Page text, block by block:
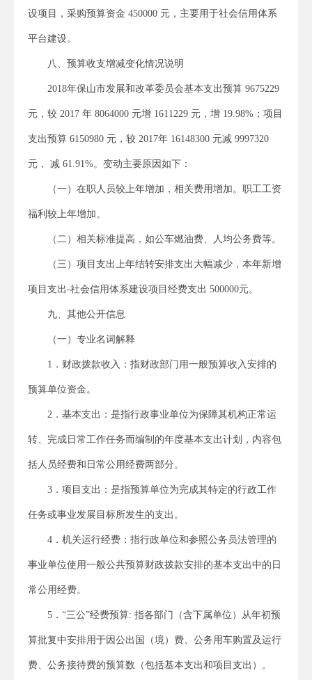
设项目，采购预算资金 450000 元，主要用于社会信用体系
平台建设。
八、预算收支增减变化情况说明
2018年保山市发展和改革委员会基本支出预算 9675229
元，较 2017 年 8064000 元增 1611229 元，增 19.98%；项目
支出预算 6150980 元，较 2017年 16148300 元减 9997320
元， 减 61.91%。变动主要原因如下：
（一）在职人员较上年增加，相关费用增加。职工工资
福利较上年增加。
（二）相关标准提高，如公车燃油费、人均公务费等。
（三）项目支出上年结转安排支出大幅减少，本年新增
项目支出-社会信用体系建设项目经费支出 500000元。
九、其他公开信息
（一）专业名词解释
1．财政拨款收入：指财政部门用一般预算收入安排的
预算单位资金。
2．基本支出：是指行政事业单位为保障其机构正常运
转、完成日常工作任务而编制的年度基本支出计划，内容包
括人员经费和日常公用经费两部分。
3．项目支出：是指预算单位为完成其特定的行政工作
任务或事业发展目标所发生的支出。
4．机关运行经费：指行政单位和参照公务员法管理的
事业单位使用一般公共预算财政拨款安排的基本支出中的日
常公用经费。
5．“三公”经费预算: 指各部门（含下属单位）从年初预
算批复中安排用于因公出国（境）费、公务用车购置及运行
费、公务接待费的预算数（包括基本支出和项目支出）。